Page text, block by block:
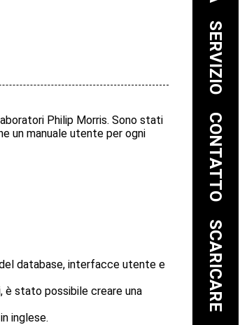
Philip Morris. Sono stati
un manuale utente per ogni
database, interfacce utente e
è stato possibile creare una
inglese.
SERVIZIO
CONTATTO
SCARICARE